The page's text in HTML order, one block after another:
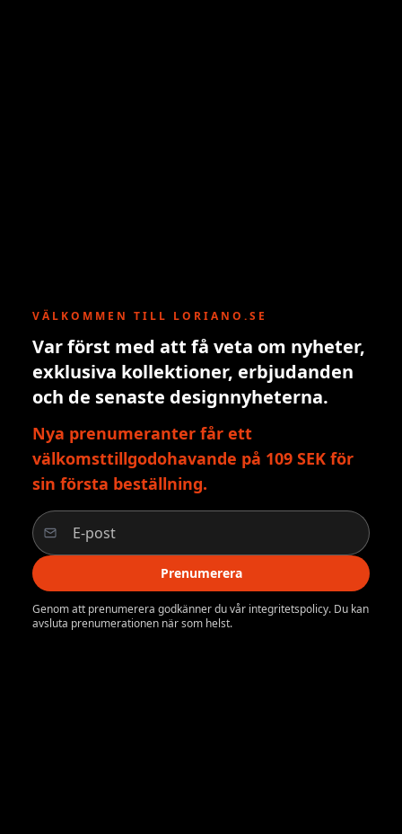
VÄLKOMMEN TILL LORIANO.SE
Var först med att få veta om nyheter,
exklusiva kollektioner, erbjudanden
och de senaste designnyheterna.
Nya prenumeranter får ett
välkomsttillgodohavande på 109 SEK för
sin första beställning.
Prenumerera
Genom att prenumerera godkänner du vår integritetspolicy. Du kan
avsluta prenumerationen när som helst.